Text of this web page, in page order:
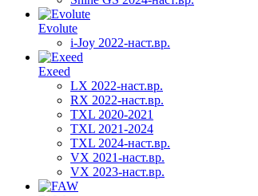
Evolute
i-Joy 2022-наст.вр.
Exeed
LX 2022-наст.вр.
RX 2022-наст.вр.
TXL 2020-2021
TXL 2021-2024
TXL 2024-наст.вр.
VX 2021-наст.вр.
VX 2023-наст.вр.